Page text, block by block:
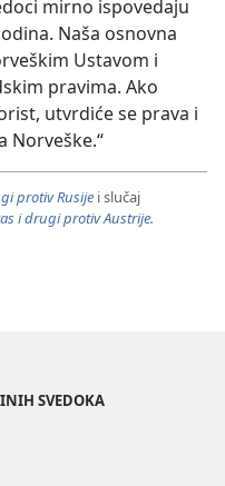
mirno ispovedaju
Naša osnovna
Ustavom i
pravima. Ako
utvrdiće se prava i
Norveške.“
protiv Rusije i slučaj
i drugi protiv Austrije.
SVEDOKA